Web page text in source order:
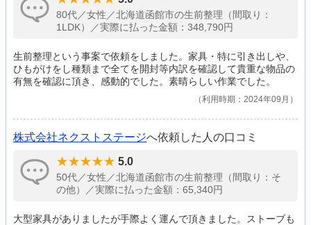
80代／女性／北海道函館市の生前整理（間取り：
1LDK）／実際に払った金額：348,790円
生前整理という事案で依頼をしました。家具・特に引き出しや、
ひもがけをし種類まで全てを開封等内訳を確認して貴重な物品の
有無を確認に頂き、感動的でした。素晴らしい作業でした。
利用時期：2024年09月
株式会社ネクストステージへ依頼した人の口コミ
5.0
50代／女性／北海道函館市の生前整理（間取り：そ
の他）／実際に払った金額：65,340円
大型家具がありましたが手際よく運んで頂きました。ストーブも